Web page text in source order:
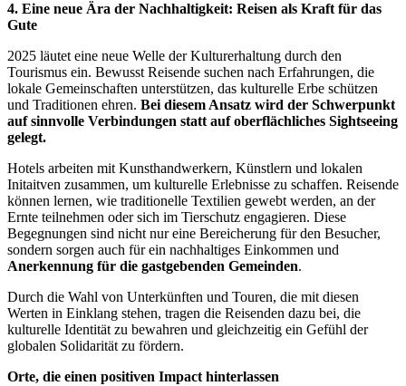
4. Eine neue Ära der Nachhaltigkeit: Reisen als Kraft für das
Gute
2025 läutet eine neue Welle der Kulturerhaltung durch den
Tourismus ein. Bewusst Reisende suchen nach Erfahrungen, die
lokale Gemeinschaften unterstützen, das kulturelle Erbe schützen
und Traditionen ehren. Bei diesem Ansatz wird der Schwerpunkt
auf sinnvolle Verbindungen statt auf oberflächliches Sightseeing
gelegt.
Hotels arbeiten mit Kunsthandwerkern, Künstlern und lokalen
Initaitven zusammen, um kulturelle Erlebnisse zu schaffen. Reisende
können lernen, wie traditionelle Textilien gewebt werden, an der
Ernte teilnehmen oder sich im Tierschutz engagieren. Diese
Begegnungen sind nicht nur eine Bereicherung für den Besucher,
sondern sorgen auch für ein nachhaltiges Einkommen und
Anerkennung für die gastgebenden Gemeinden.
Durch die Wahl von Unterkünften und Touren, die mit diesen
Werten in Einklang stehen, tragen die Reisenden dazu bei, die
kulturelle Identität zu bewahren und gleichzeitig ein Gefühl der
globalen Solidarität zu fördern.
Orte, die einen positiven Impact hinterlassen